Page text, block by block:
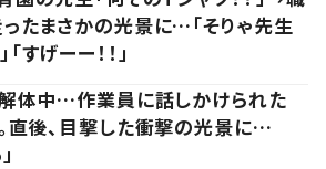
たまさかの光景に…「そりゃ先生
すげーー！！」
体中…作業員に話しかけられた
直後、目撃した衝撃の光景に…